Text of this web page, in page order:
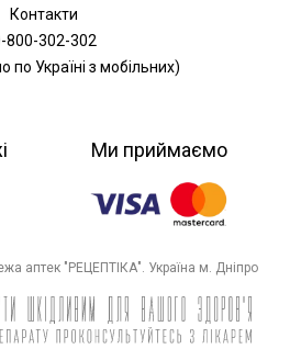
Контакти
800-302-302
по Україні з мобільних)
Ми приймаємо
аптек "РЕЦЕПТІКА". Україна м. Дніпро